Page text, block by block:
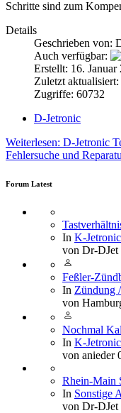
Schritte sind zum
Details
Geschrieben von:
Auch verfügbar:
Erstellt: 16. Januar
Zuletzt
Zugriffe: 60732
D-Jetronic
Weiterlesen: D-Jetronic
Fehlersuche und
Forum Latest
In K-Jetronic
von Dr-DJet
Feßler-
In Zündung
von
Nochmal
In K-Jetronic
von anieder
Rhein-Main
In Sonstige
von Dr-DJet